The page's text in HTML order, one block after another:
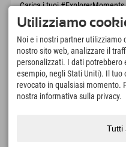
Carica i tuoi
To Go con panoramica delle
lista dei desideri, panoramica
molto altro. Scaricalo subito!
È tempo di momenti da
166
Laghi di montagna e piscine
Percorsi per escursionismo
Utilizziamo
Noi e i nostri partner utilizziamo
nostro sito web, analizzare il
personalizzati. I dati potrebbero
esempio, negli Stati Uniti). Il tuo
revocato in qualsiasi momento.
nostra informativa sulla privacy.
Tutti